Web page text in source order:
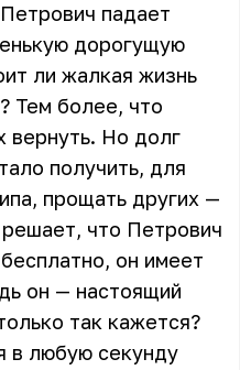
падает
дорогущую
ли жалкая жизнь
Тем более, что
вернуть. Но долг
получить, для
прощать других —
что Петрович
он имеет
он — настоящий
так кажется?
в любую секунду